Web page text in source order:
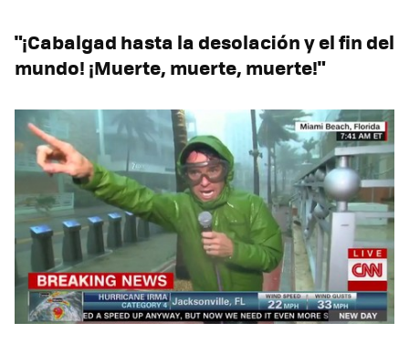
"¡Cabalgad hasta la desolación y el fin del
mundo! ¡Muerte, muerte, muerte!"